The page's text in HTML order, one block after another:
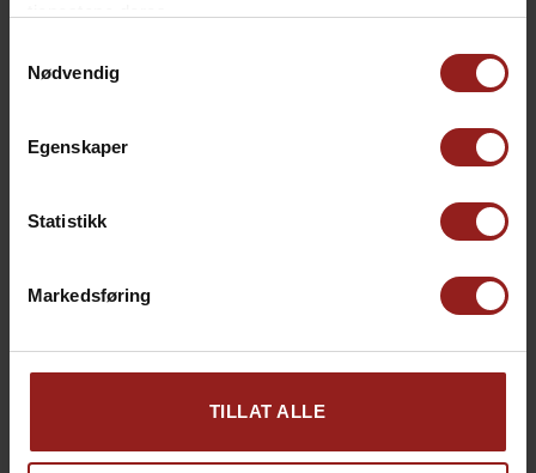
Nødvendig
Egenskaper
Statistikk
Markedsføring
TILLAT ALLE